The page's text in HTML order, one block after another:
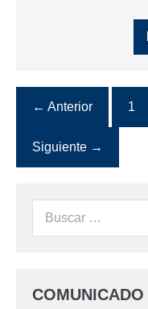
← Anterior 1
Siguiente →
COMUNICADO